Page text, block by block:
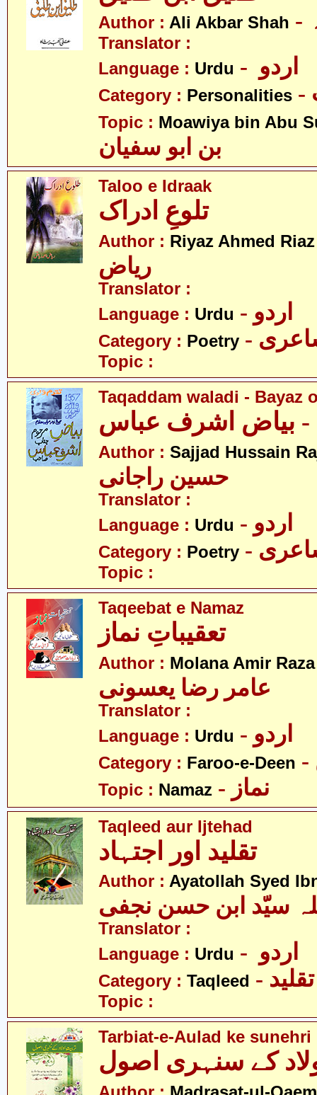
Author : Ali Akbar Shah
Translator :
Language : Urdu
Category : Personalities
Topic : Moawiya bin Abu
بن ابو سفیان
Taloo e Idraak
تلوعِ ادراک
Author : Riyaz Ahmed Riaz
ریاض
Translator :
Language : Urdu - اردو
Category : Poetry
Topic :
Taqaddam waladi - Bayaz
- بیاض اشرف عباس
Author : Sajjad Hussain
حسین راجانی
Translator :
Language : Urdu - اردو
Category : Poetry
Topic :
Taqeebat e Namaz
تعقیباتِ نماز
Author : Molana Amir
عامر رضا یعسونی
Translator :
Language : Urdu - اردو
Category : Faroo-e-Deen
Topic : Namaz - نماز
Taqleed aur Ijtehad
تقلید اور اجتہاد
Author : Ayatollah Syed
Translator :
Language : Urdu
Category : Taqleed - تقلید
Topic :
Tarbiat-e-Aulad ke
کے سنہری اصول